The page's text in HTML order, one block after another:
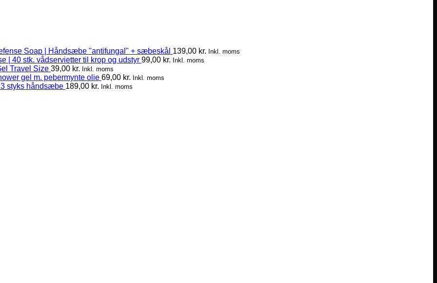
Soap | Håndsæbe "antifungal" + sæbeskål 139,00 kr. Inkl. moms
| 40 stk. vådservietter til krop og udstyr 99,00 kr. Inkl. moms
Travel Size 39,00 kr. Inkl. moms
gel m. pebermynte olie 69,00 kr. Inkl. moms
styks håndsæbe 189,00 kr. Inkl. moms